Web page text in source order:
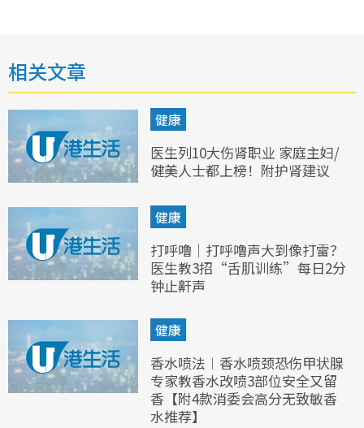
相关文章
健康
医生列10大伤肾职业 家庭主妇/
健美人士都上榜！附护肾建议
健康
打呼噜｜打呼噜声大到像打雷？
医生教3招“舌肌训练”每日2分
钟止鼾声
健康
香水喷法︱香水喷颈恐伤甲状腺
专家教香水改喷3部位安全又留
香【附4款消委会高分无致敏香
水推荐】